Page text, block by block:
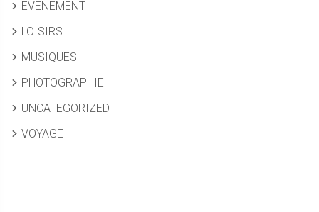
EVENEMENT
LOISIRS
MUSIQUES
PHOTOGRAPHIE
UNCATEGORIZED
VOYAGE